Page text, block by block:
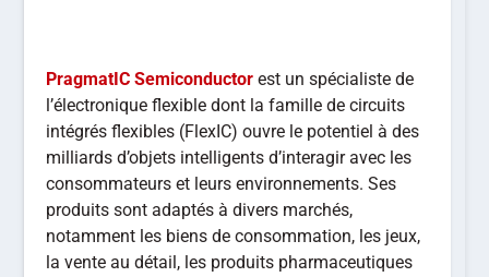
PragmatIC Semiconductor est un spécialiste de
l’électronique flexible dont la famille de circuits
intégrés flexibles (FlexIC) ouvre le potentiel à des
milliards d’objets intelligents d’interagir avec les
consommateurs et leurs environnements. Ses
produits sont adaptés à divers marchés,
notamment les biens de consommation, les jeux,
la vente au détail, les produits pharmaceutiques